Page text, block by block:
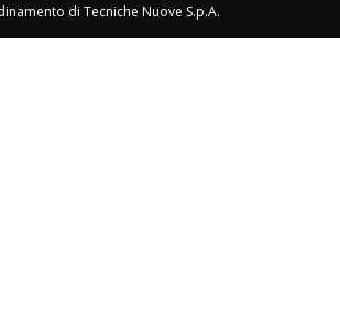
di Tecniche Nuove S.p.A.